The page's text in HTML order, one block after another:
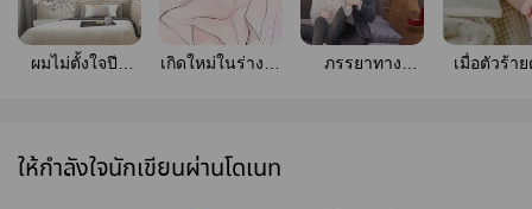
ผมไม่ตั้งใจปีน
เกิดใหม่ในร่างไอ
ภรรยาทาง
เมื่อตัวร้า
ให้กำลังใจนักเขียนผ่านโดเนท